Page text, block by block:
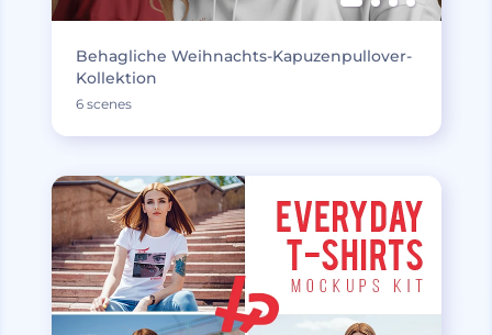
Behagliche Weihnachts-Kapuzenpullover-
Kollektion
6 scenes